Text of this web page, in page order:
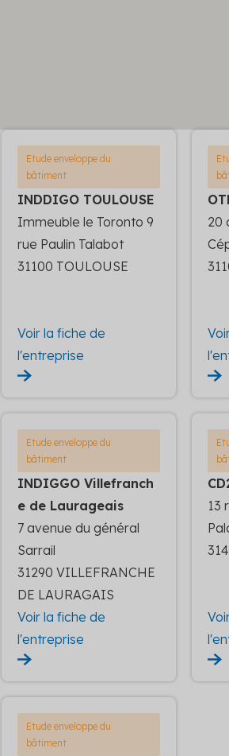
Etude enveloppe du
bâtiment
INDDIGO TOULOUSE
Immeuble le Toronto 9
rue Paulin Talabot
31100 TOULOUSE
Voir la fiche de
l'entreprise
20
Etude enveloppe du
bâtiment
INDIGGO Villefranch
e de Laurageais
7 avenue du général
Sarrail
31290 VILLEFRANCHE
DE LAURAGAIS
Voir la fiche de
l'entreprise
13
Etude enveloppe du
bâtiment